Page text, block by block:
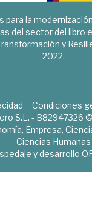
para la
del sector del libro
y
2022.
Condiciones
S.L. - B82947326
Empresa,
Ciencias Humanas
y desarrollo